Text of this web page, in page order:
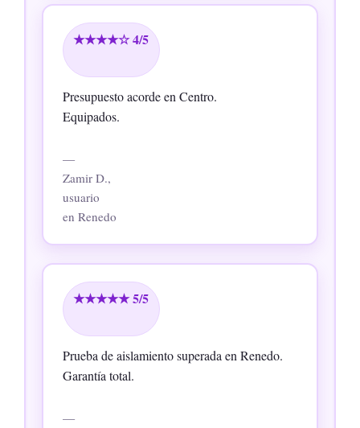
★★★★☆ 4/5
Presupuesto acorde en Centro.
Equipados.
—
Zamir D.,
usuario
en Renedo
★★★★★ 5/5
Prueba de aislamiento superada en Renedo.
Garantía total.
—